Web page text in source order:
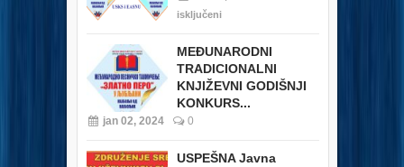
isključeni
MEĐUNARODNI
TRADICIONALNI
KNJIŽEVNI GODIŠNJI
KONKURS...
jan 02, 2024 0
USPEŠNA Javna